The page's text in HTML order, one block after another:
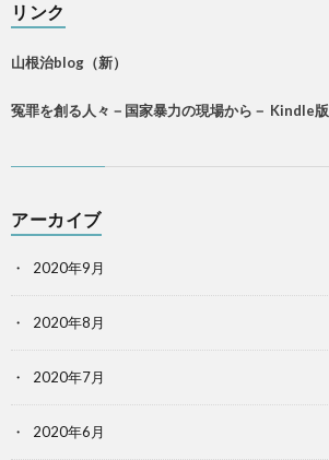
リンク
山根治blog（新）
冤罪を創る人々－国家暴力の現場から－ Kindle版
アーカイブ
2020年9月
2020年8月
2020年7月
2020年6月